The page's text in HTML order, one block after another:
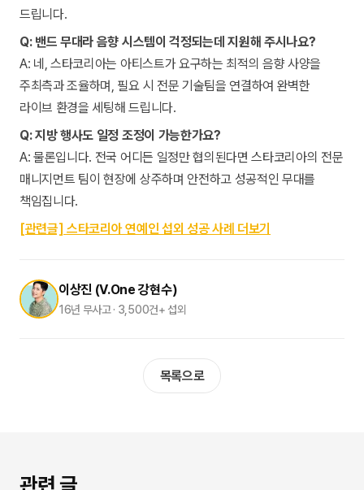
드립니다.
Q: 밴드 무대라 음향 시스템이 걱정되는데 지원해 주시나요?
A: 네, 스타코리아는 아티스트가 요구하는 최적의 음향 사양을
주최측과 조율하며, 필요 시 전문 기술팀을 연결하여 완벽한
라이브 환경을 세팅해 드립니다.
Q: 지방 행사도 일정 조정이 가능한가요?
A: 물론입니다. 전국 어디든 일정만 협의된다면 스타코리아의 전문
매니지먼트 팀이 현장에 상주하며 안전하고 성공적인 무대를
책임집니다.
[관련글] 스타코리아 연예인 섭외 성공 사례 더보기
이상진 (V.One 강현수)
16년 무사고 · 3,500건+ 섭외
목록으로
관련 글